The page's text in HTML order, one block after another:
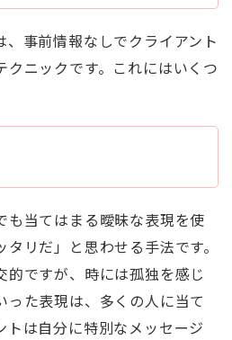
、事前情報なしでクライアント
クニックです。これにはいくつ
も当てはまる曖昧な表現を使
リだ」と思わせる手法です。
ですが、時には孤独を感じ
った表現は、多くの人に当て
トは自分に特別なメッセージ